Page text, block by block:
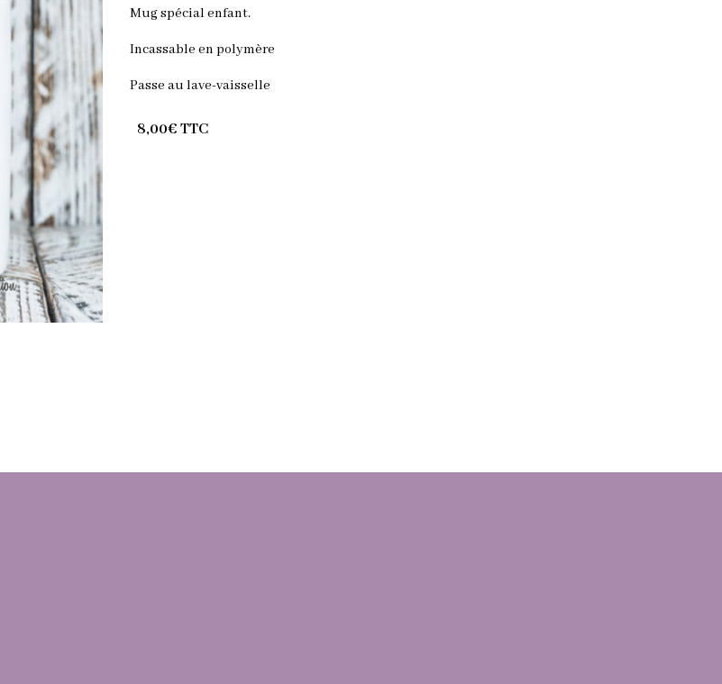
Mug spécial enfant.
Incassable en polymère
Passe au lave-vaisselle
8,00€ TTC